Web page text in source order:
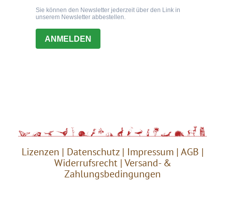
Lizenzen | Datenschutz| Impressum | AGB |
Widerrufsrecht| Versand- &
Zahlungsbedingungen